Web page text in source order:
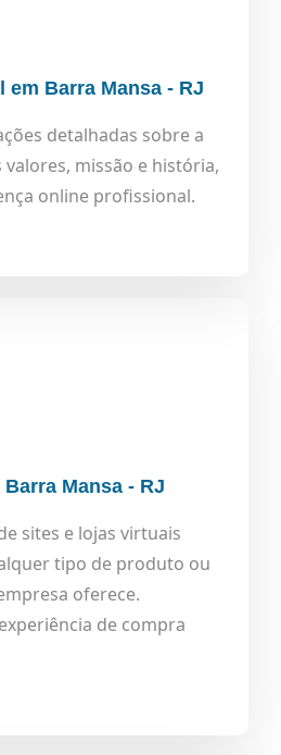
Barra Mansa - RJ
detalhadas sobre a
valores, missão e história,
online profissional.
Mansa - RJ
sites e lojas virtuais
tipo de produto ou
oferece.
de compra